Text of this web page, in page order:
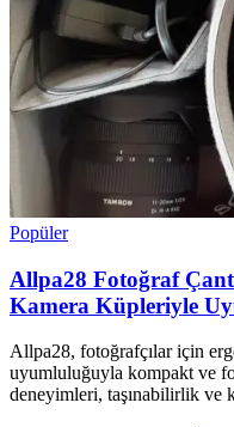
Popüler
Allpa28 Fotoğraf
Kamera Küpleriyle
Allpa28, fotoğrafçılar için
uyumluluğuyla kompakt ve
deneyimleri, taşınabilirlik ve